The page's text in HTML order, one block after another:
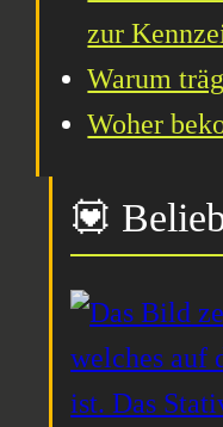
zur
Warum
Woher
💟